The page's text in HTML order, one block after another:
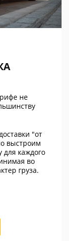
не
"от
выстроим
каждого
во
груза.